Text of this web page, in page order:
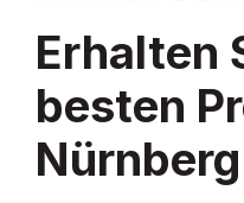
Erhalten
besten
Nürnberg